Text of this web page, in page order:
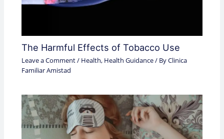
The Harmful Effects of Tobacco Use
Leave a Comment/ Health, Health Guidance/ ByClinica
Familiar Amistad